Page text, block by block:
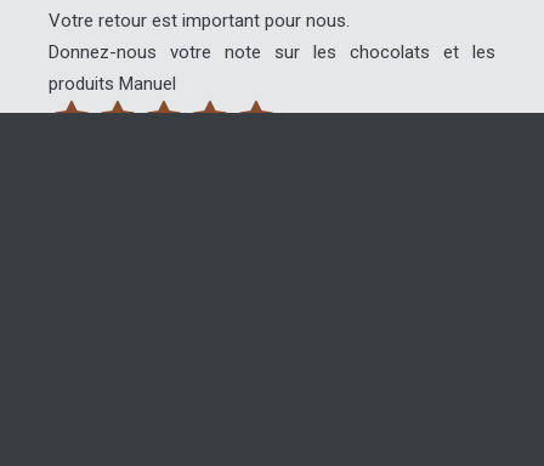
et de partage. Venez choisir votre Calendrier
de l'Avent pour...
Votre retour est important pour nous.
Donnez-nous votre note sur les chocolats et les
produits Manuel